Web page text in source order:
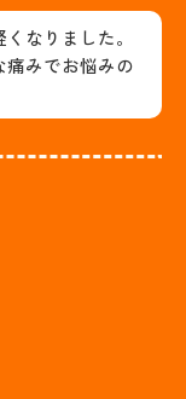
なりました。
痛みでお悩みの